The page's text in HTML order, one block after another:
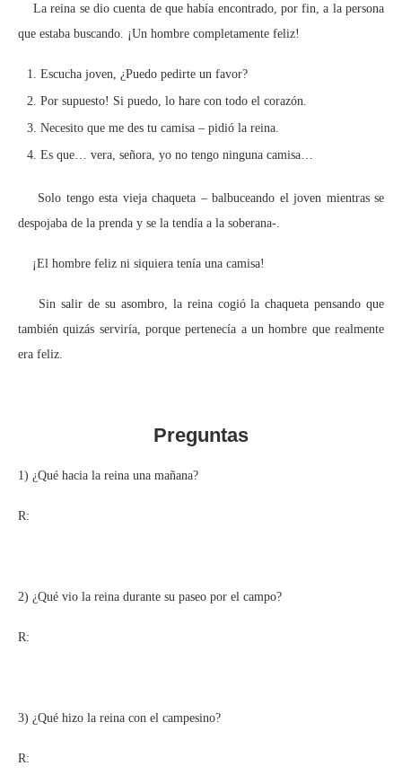
La reina se dio cuenta de que había encontrado, por fin, a la persona
que estaba buscando. ¡Un hombre completamente feliz!
Escucha joven, ¿Puedo pedirte un favor?
Por supuesto! Si puedo, lo hare con todo el corazón.
Necesito que me des tu camisa – pidió la reina.
Es que… vera, señora, yo no tengo ninguna camisa…
Solo tengo esta vieja chaqueta – balbuceando el joven mientras se
despojaba de la prenda y se la tendía a la soberana-.
¡El hombre feliz ni siquiera tenía una camisa!
Sin salir de su asombro, la reina cogió la chaqueta pensando que
también quizás serviría, porque pertenecía a un hombre que realmente
era feliz.
Preguntas
1) ¿Qué hacia la reina una mañana?
R:
2) ¿Qué vio la reina durante su paseo por el campo?
R:
3) ¿Qué hizo la reina con el campesino?
R: